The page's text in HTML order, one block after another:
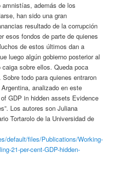
amnistías, además de los
han sido una gran
resultado de la corrupción
esos fondos de parte de quienes
de estos últimos dan a
luego algún gobierno posterior al
sobre ellos. Queda poca
todo para quienes entraron
analizado en este
GDP in hidden assets Evidence
Los autores son Juliana
Tortarolo de la Universidad de
default/files/Publications/Working-
21-per-cent-GDP-hidden-